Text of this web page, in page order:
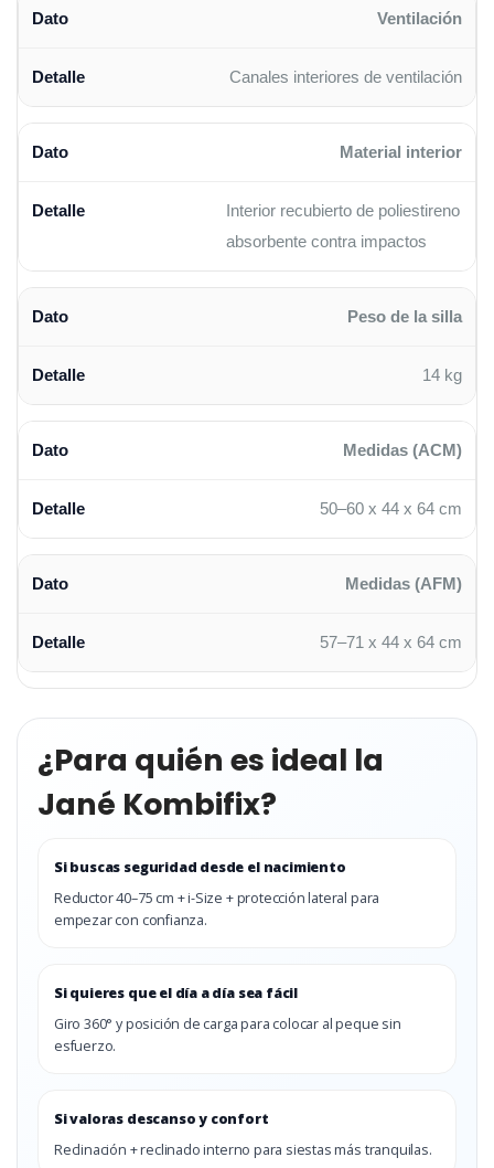
Ventilación
Canales interiores de ventilación
Material interior
Interior recubierto de poliestireno
absorbente contra impactos
Peso de la silla
14 kg
Medidas (ACM)
50–60 x 44 x 64 cm
Medidas (AFM)
57–71 x 44 x 64 cm
¿Para quién es ideal la
Jané Kombifix?
Si buscas seguridad desde el nacimiento
Reductor 40–75 cm + i-Size + protección lateral para
empezar con confianza.
Si quieres que el día a día sea fácil
Giro 360° y posición de carga para colocar al peque sin
esfuerzo.
Si valoras descanso y confort
Reclinación + reclinado interno para siestas más tranquilas.